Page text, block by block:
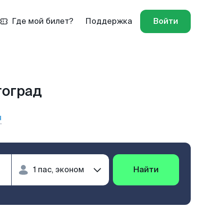
Где мой билет? Поддержка Войти
Найти